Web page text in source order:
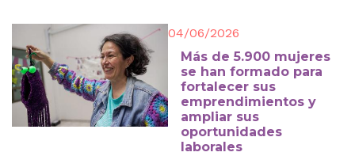
04/06/2026
Más de 5.900 mujeres
se han formado para
fortalecer sus
emprendimientos y
ampliar sus
oportunidades
laborales